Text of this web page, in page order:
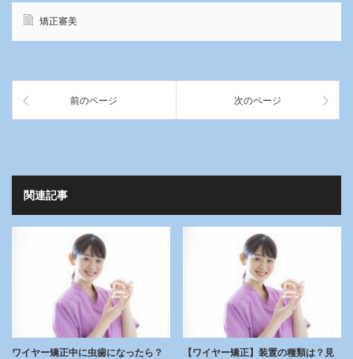
矯正審美
前のページ 次のページ
関連記事
ワイヤー矯正中に虫歯になったら？
【ワイヤー矯正】装置の種類は？見